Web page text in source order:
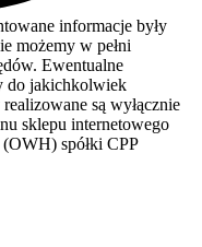
informacje były
możemy w pełni
Ewentualne
do jakichkolwiek
są wyłącznie
sklepu internetowego
spółki CPP